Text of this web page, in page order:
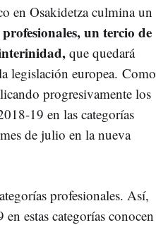
en Osakidetza culmina un
un tercio de
que quedará
legislación europea. Como
progresivamente los
19 en las categorías
de julio en la nueva
profesionales. Así,
estas categorías conocen